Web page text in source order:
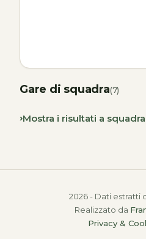
Gare di squadra(7)
Mostra i risultati a squadra
2026 - Dati estratti
Realizzato da
Privacy &